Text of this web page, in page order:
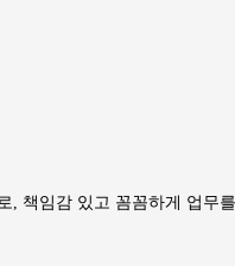
책임감 있고 꼼꼼하게 업무